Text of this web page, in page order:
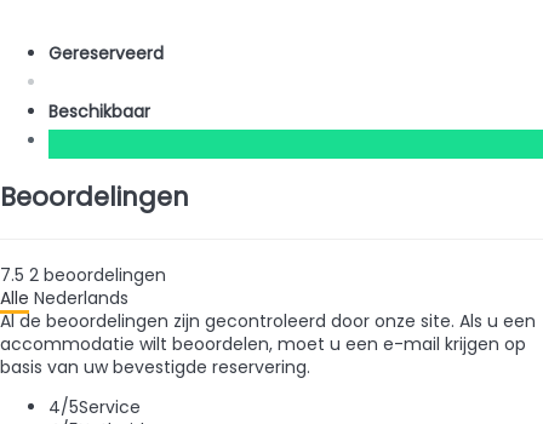
Gereserveerd
Beschikbaar
Beoordelingen
7.5 2 beoordelingen
Alle Nederlands
Al de beoordelingen zijn gecontroleerd door onze site. Als u een
accommodatie wilt beoordelen, moet u een e-mail krijgen op
basis van uw bevestigde reservering.
4/5Service